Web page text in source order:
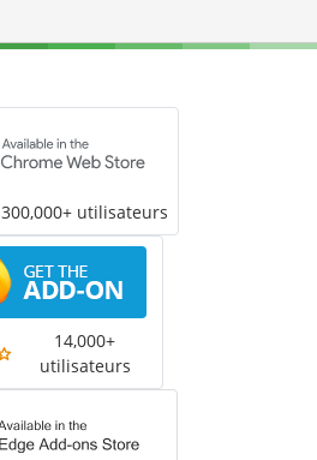
300,000+ utilisateurs
14,000+
utilisateurs